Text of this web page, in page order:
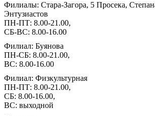
Филиалы: Стара-Загора, 5 Просека,
Энтузиастов
ПН-ПТ: 8.00-21.00,
СБ-ВС: 8.00-16.00
Филиал: Буянова
ПН-СБ: 8.00-21.00,
ВС: 8.00-16.00
Филиал: Физкультурная
ПН-ПТ: 8.00-21.00,
СБ: 8.00-16.00,
ВС: выходной